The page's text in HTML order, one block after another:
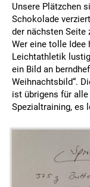
Unsere Plätzchen
Schokolade
der nächsten Seite
Wer eine tolle Idee
Leichtathletik
ein Bild an
Weihnachtsbild“.
ist übrigens für
Spezialtraining, es